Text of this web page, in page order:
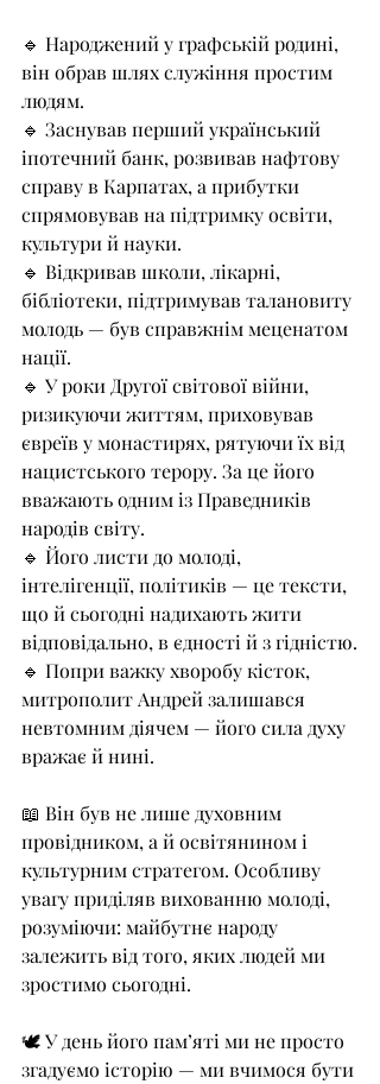
🔹 Народжений у графській родині,
він обрав шлях служіння простим
людям.
🔹 Заснував перший український
іпотечний банк, розвивав нафтову
справу в Карпатах, а прибутки
спрямовував на підтримку освіти,
культури й науки.
🔹 Відкривав школи, лікарні,
бібліотеки, підтримував талановиту
молодь — був справжнім меценатом
нації.
🔹 У роки Другої світової війни,
ризикуючи життям, приховував
євреїв у монастирях, рятуючи їх від
нацистського терору. За це його
вважають одним із Праведників
народів світу.
🔹 Його листи до молоді,
інтелігенції, політиків — це тексти,
що й сьогодні надихають жити
відповідально, в єдності й з гідністю.
🔹 Попри важку хворобу кісток,
митрополит Андрей залишався
невтомним діячем — його сила духу
вражає й нині.
📖 Він був не лише духовним
провідником, а й освітянином і
культурним стратегом. Особливу
увагу приділяв вихованню молоді,
розуміючи: майбутнє народу
залежить від того, яких людей ми
зростимо сьогодні.
🕊 У день його пам’яті ми не просто
згадуємо історію — ми вчимося бути